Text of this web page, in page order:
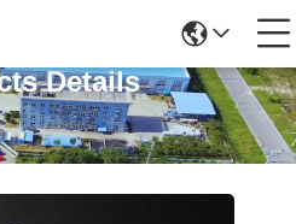
Details